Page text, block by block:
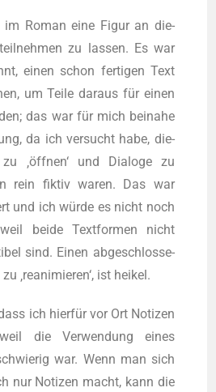
im Roman eine Figur an die­
zu las­sen. Es war
einen schon fer­ti­gen Text
um Tei­le dar­aus für einen
das war für mich bei­na­he
da ich ver­sucht habe, die­
‚öff­nen‘ und Dia­lo­ge zu
rein fik­tiv waren. Das war
und ich wür­de es nicht noch
bei­de Text­for­men nicht
sind. Einen abge­schlos­se­
‚reani­mie­ren‘, ist heikel.
ich hier­für vor Ort Noti­zen
die Ver­wen­dung eines
war. Wenn man sich
nur Noti­zen macht, kann die